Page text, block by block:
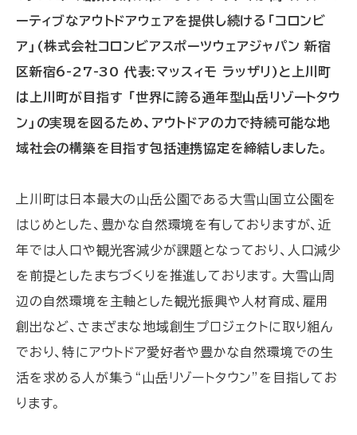
ーティブなアウトドアウェアを提供し続ける「コロンビ
ア」(株式会社コロンビアスポーツウェアジャパン 新宿
区新宿6-27-30 代表:マッスィモ ラッザリ)と上川町
は上川町が目指す 「世界に誇る通年型山岳リゾートタウ
ン」の実現を図るため、アウトドアの力で持続可能な地
域社会の構築を目指す包括連携協定を締結しました。
上川町は日本最大の山岳公園である大雪山国立公園を
はじめとした、豊かな自然環境を有しておりますが、近
年では人口や観光客減少が課題となっており、人口減少
を前提としたまちづくりを推進しております。大雪山周
辺の自然環境を主軸とした観光振興や人材育成、雇用
創出など、さまざまな地域創生プロジェクトに取り組ん
でおり、特にアウトドア愛好者や豊かな自然環境での生
活を求める人が集う“山岳リゾートタウン”を目指してお
ります。